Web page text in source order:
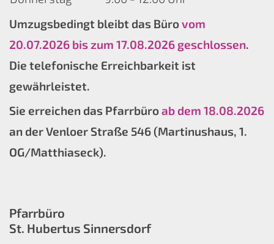
Umzugsbedingt bleibt das Bürovom
20.07.2026 bis zum 17.08.2026 geschlossen.
Die telefonische Erreichbarkeit ist
gewährleistet.
Sie erreichen das Pfarrbüroab dem 18.08.2026
an der Venloer Straße 546 (Martinushaus, 1.
OG/Matthiaseck).
Pfarrbüro
St. Hubertus Sinnersdorf